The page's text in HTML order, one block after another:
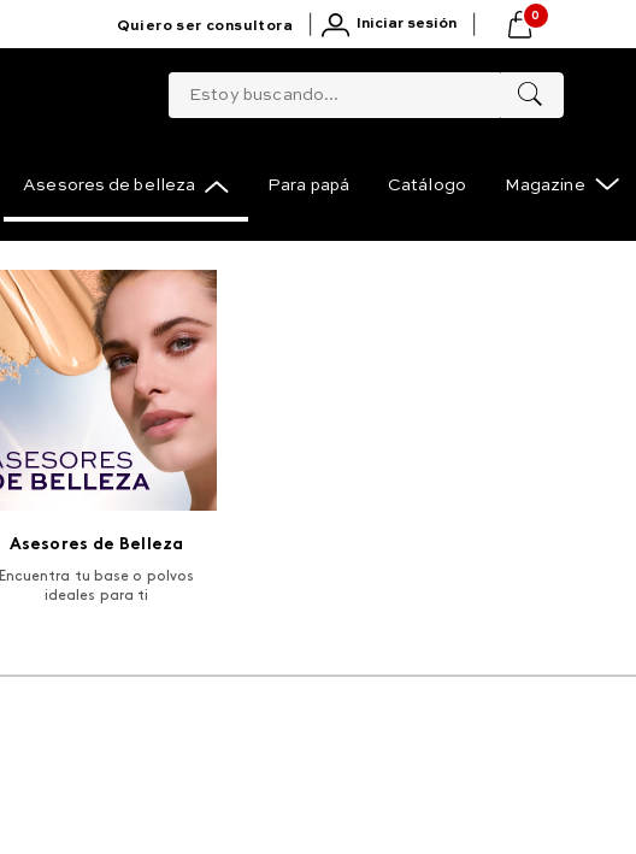
Quiero ser consultora Iniciar sesión
0
Estoy buscando...
Asesores de belleza
Asesores de Belleza
Encuentra tu base o polvos
ideales para ti
Para papá Catálogo Magazine
Base de Maquillaje Solutions Pro-
Hialuron con Ácido Hialurónico
Razones para amarlo
Base de Maquillaje con ácido hialurónico que cuida e hidrata la piel como un
sérum facial con FPS 20. Contenido: 30ml.
Color:cremé 110-c